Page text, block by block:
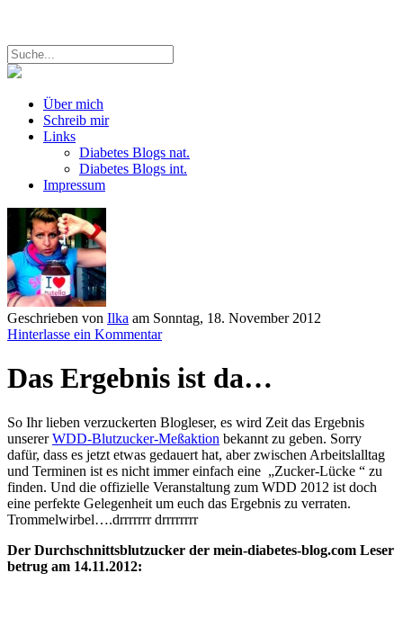
Über mich
Schreib mir
Links
Diabetes Blogs nat.
Diabetes Blogs int.
Impressum
Geschrieben von Ilka am Sonntag, 18. November 2012
Hinterlasse ein Kommentar
Das Ergebnis ist da…
So Ihr lieben verzuckerten Blogleser, es wird Zeit das Ergebnis
unsererWDD-Blutzucker-Meßaktion bekannt zu geben. Sorry
dafür, dass es jetzt etwas gedauert hat, aber zwischen Arbeitslalltag
und Terminen ist es nicht immer einfach eine „Zucker-Lücke “ zu
finden. Und die offizielle Veranstaltung zum WDD 2012 ist doch
eine perfekte Gelegenheit um euch das Ergebnis zu verraten.
Trommelwirbel….drrrrrrr drrrrrrrr
Der Durchschnittsblutzucker der mein-diabetes-blog.com Leser
betrug am 14.11.2012: